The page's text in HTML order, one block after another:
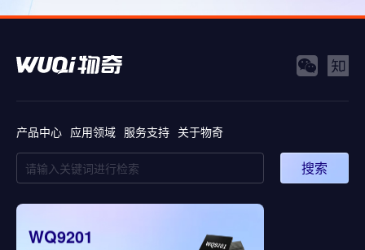
产品中心 应用领域 服务支持 关于物奇
搜索
WQ9201